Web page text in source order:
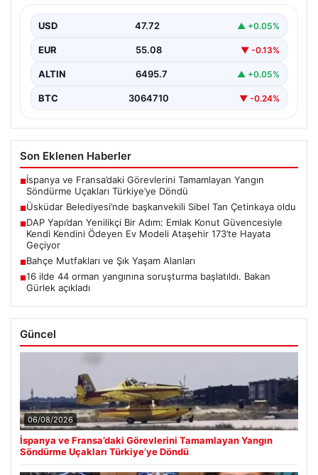
USD 47.72 ▲ +0.05%
EUR 55.08 ▼ -0.13%
ALTIN 6495.7 ▲ +0.05%
BTC 3064710 ▼ -0.24%
Son Eklenen Haberler
■İspanya ve Fransa’daki Görevlerini Tamamlayan Yangın
Söndürme Uçakları Türkiye’ye Döndü
■Üsküdar Belediyesi’nde başkanvekili Sibel Tan Çetinkaya oldu
■DAP Yapı’dan Yenilikçi Bir Adım: Emlak Konut Güvencesiyle
Kendi Kendini Ödeyen Ev Modeli Ataşehir 173’te Hayata
Geçiyor
■Bahçe Mutfakları ve Şık Yaşam Alanları
■16 ilde 44 orman yangınına soruşturma başlatıldı. Bakan
Gürlek açıkladı
Güncel
06/08/2026
İspanya ve Fransa’daki Görevlerini Tamamlayan Yangın
Söndürme Uçakları Türkiye’ye Döndü